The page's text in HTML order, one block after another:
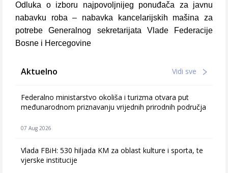
Odluka o izboru najpovoljnijeg ponuđača za javnu
nabavku roba – nabavka kancelarijskih mašina za
potrebe Generalnog sekretarijata Vlade Federacije
Bosne i Hercegovine
Aktuelno Vidi sve
Federalno ministarstvo okoliša i turizma otvara put
međunarodnom priznavanju vrijednih prirodnih područja
07 Aug 2026
Vlada FBiH: 530 hiljada KM za oblast kulture i sporta, te
vjerske institucije